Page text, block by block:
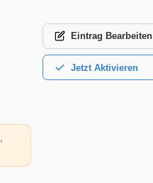
Eintrag Bearbeiten
Jetzt Aktivieren